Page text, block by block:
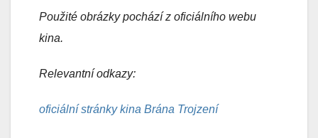
Použité obrázky pochází z oficiálního webu
kina.
Relevantní odkazy:
oficiální stránky kina Brána Trojzení